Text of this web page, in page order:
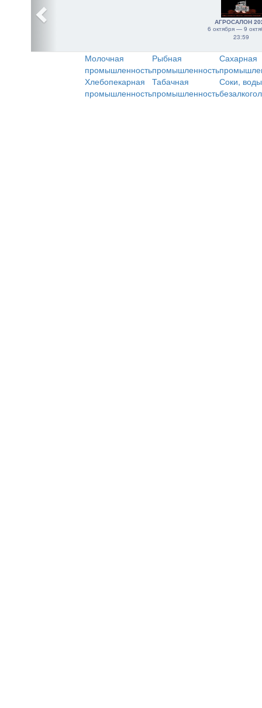
АГРОСАЛОН
6 октября — 9
23:59
Молочная
промышленность
Рыбная
промышленность
Сахарная
Хлебопекарная
промышленность
Табачная
промышленность
Соки,